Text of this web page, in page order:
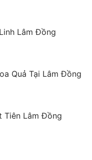
Lâm Đồng
Quả Tại Lâm Đồng
Tiên Lâm Đồng